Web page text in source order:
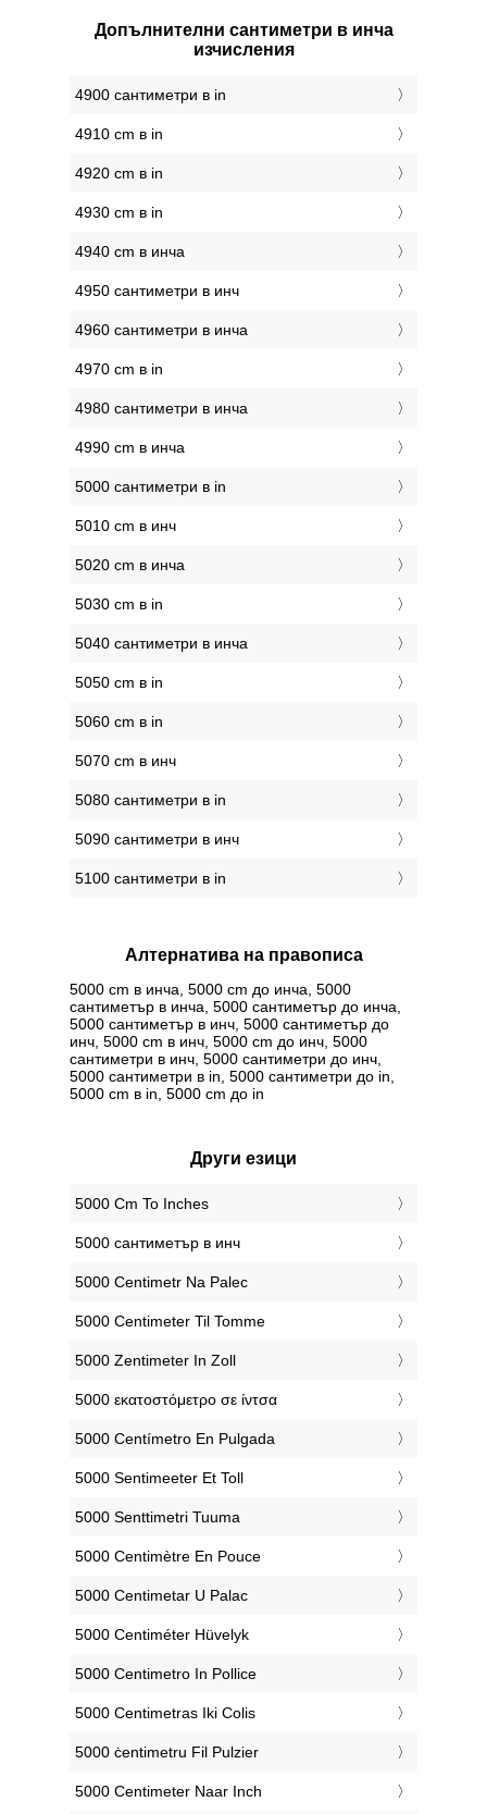
Допълнителни сантиметри в инча
изчисления
4900 сантиметри в in
4910 cm в in
4920 cm в in
4930 cm в in
4940 cm в инча
4950 сантиметри в инч
4960 сантиметри в инча
4970 cm в in
4980 сантиметри в инча
4990 cm в инча
5000 сантиметри в in
5010 cm в инч
5020 cm в инча
5030 cm в in
5040 сантиметри в инча
5050 cm в in
5060 cm в in
5070 cm в инч
5080 сантиметри в in
5090 сантиметри в инч
5100 сантиметри в in
Алтернатива на правописа
5000 cm в инча, 5000 cm до инча, 5000
сантиметър в инча, 5000 сантиметър до инча,
5000 сантиметър в инч, 5000 сантиметър до
инч, 5000 cm в инч, 5000 cm до инч, 5000
сантиметри в инч, 5000 сантиметри до инч,
5000 сантиметри в in, 5000 сантиметри до in,
5000 cm в in, 5000 cm до in
Други езици
‎5000 Cm To Inches
‎5000 сантиметър в инч
‎5000 Centimetr Na Palec
‎5000 Centimeter Til Tomme
‎5000 Zentimeter In Zoll
‎5000 εκατοστόμετρο σε ίντσα
‎5000 Centímetro En Pulgada
‎5000 Sentimeeter Et Toll
‎5000 Senttimetri Tuuma
‎5000 Centimètre En Pouce
‎5000 Centimetar U Palac
‎5000 Centiméter Hüvelyk
‎5000 Centimetro In Pollice
‎5000 Centimetras Iki Colis
‎5000 ċentimetru Fil Pulzier
‎5000 Centimeter Naar Inch